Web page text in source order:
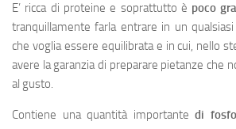
E’ ricca di proteine e soprattutto è poco
tranquillamente farla entrare in un
che voglia essere equilibrata e in cui, nello
avere la garanzia di preparare pietanze che
al gusto.
Contiene una quantità importantedi